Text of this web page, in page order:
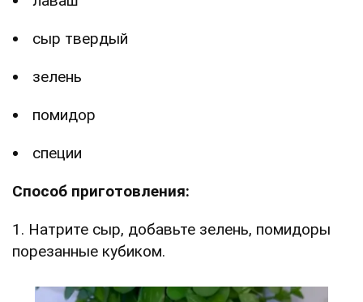
сыр твердый
зелень
помидор
специи
Способ приготовления:
1. Натрите сыр, добавьте зелень, помидоры
порезанные кубиком.